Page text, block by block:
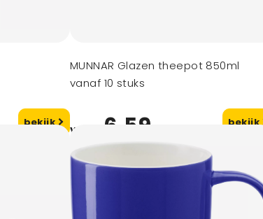
bekijk
MUNNAR Glazen theepot 850ml
vanaf 10 stuks
vanaf 6,59 bekijk